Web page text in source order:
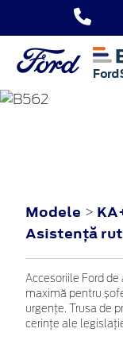
Modele >
Asistenţă
Accesoriile Ford
maximă pentru
urgențe. Trusa de
cerințe ale